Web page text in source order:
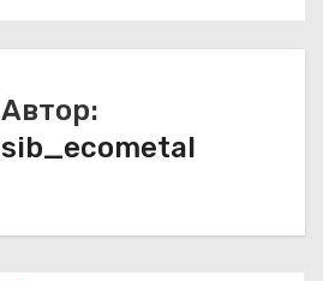
Автор:
sib_ecometal